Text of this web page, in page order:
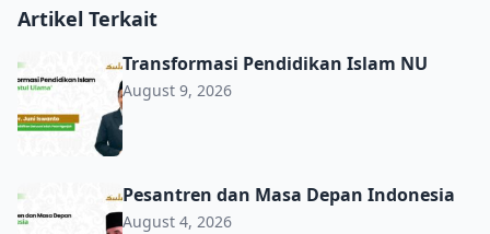
Artikel Terkait
Transformasi Pendidikan Islam NU
Transformasi Pendidikan Islam NU
August 9, 2026
Pesantren dan Masa Depan Indonesia
Pesantren dan Masa Depan Indonesia
August 4, 2026